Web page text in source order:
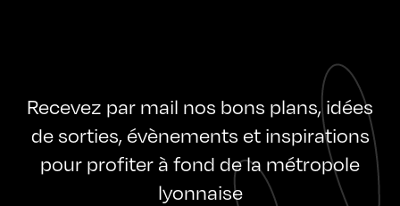
Recevez par mail nos bons plans, idées
de sorties, évènements et inspirations
pour profiter à fond de la métropole
lyonnaise